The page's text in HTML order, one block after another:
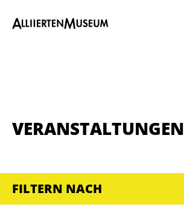
VERANSTALTUNGEN
FILTERN NACH